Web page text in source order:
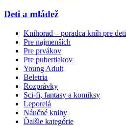
Deti a mládež
Knihorad – poradca kníh pre deti
Pre najmenších
Pre prvákov
Pre pubertiakov
Young Adult
Beletria
Rozprávky
Sci-fi, fantasy a komiksy
Leporelá
Náučné knihy
Ďalšie kategórie